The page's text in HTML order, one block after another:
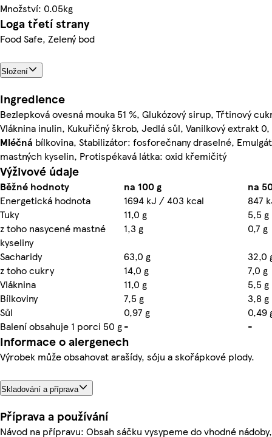
Množství: 0.05kg
Loga třetí strany
Food Safe, Zelený bod
Složení
Ingredience
Bezlepková ovesná mouka 51 %, Glukózový sirup, Třtinový
Vláknina inulin, Kukuřičný škrob, Jedlá sůl, Vanilkový extrakt
Mléčná bílkovina, Stabilizátor: fosforečnany draselné,
mastných kyselin, Protispékavá látka: oxid křemičitý
Výživové údaje
Běžné hodnoty na 100 g
na
Energetická hodnota
1694 kJ / 403 kcal
847
Tuky
11,0 g
5,5 g
z toho nasycené mastné
kyseliny
1,3 g
0,7 g
Sacharidy
63,0 g
32,0
z toho cukry
14,0 g
7,0 g
Vláknina
11,0 g
5,5 g
Bílkoviny
7,5 g
3,8 g
Sůl
0,97 g
0,49
Balení obsahuje 1 porci 50 g- -
Informace o alergenech
Výrobek může obsahovat arašídy, sóju a skořápkové plody.
Skladování a příprava
Příprava a používání
Návod na přípravu: Obsah sáčku vysypeme do vhodné